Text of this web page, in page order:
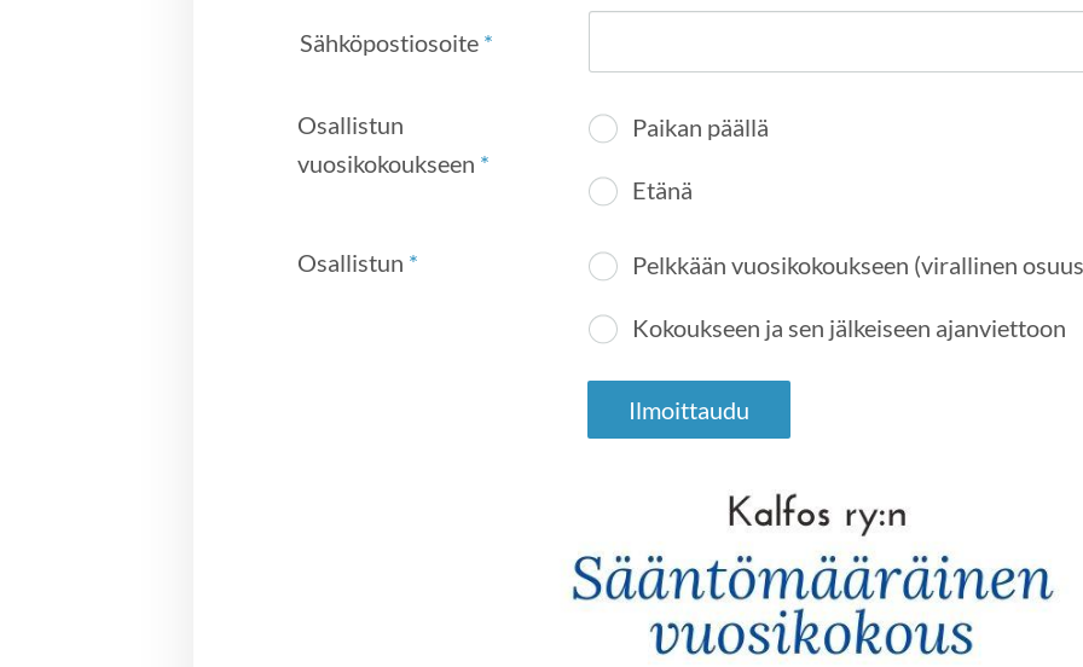
Sähköpostiosoite *
Osallistun
vuosikokoukseen *
Paikan päällä
Etänä
Osallistun * Pelkkään vuosikokoukseen (virallinen
Kokoukseen ja sen jälkeiseen ajanviettoon
Ilmoittaudu